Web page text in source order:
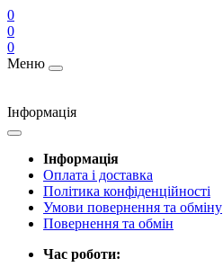
0
0
0
Меню
Інформація
Інформація
Оплата і доставка
Політика конфіденційності
Умови повернення та обміну
Повернення та обмін
Час роботи: